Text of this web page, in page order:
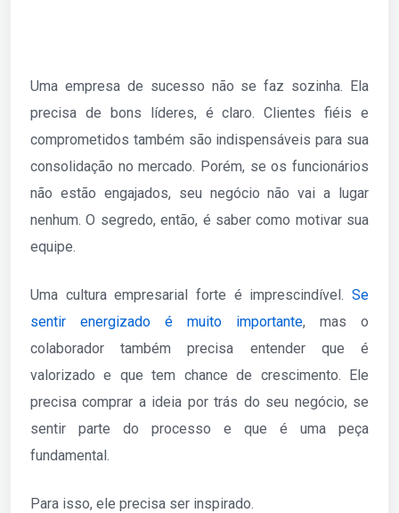
Uma empresa de sucesso não se faz sozinha. Ela
precisa de bons líderes, é claro. Clientes fiéis e
comprometidos também são indispensáveis para sua
consolidação no mercado. Porém, se os funcionários
não estão engajados, seu negócio não vai a lugar
nenhum. O segredo, então, é saber como motivar sua
equipe.
Uma cultura empresarial forte é imprescindível. Se
sentir energizado é muito importante, mas o
colaborador também precisa entender que é
valorizado e que tem chance de crescimento. Ele
precisa comprar a ideia por trás do seu negócio, se
sentir parte do processo e que é uma peça
fundamental.
Para isso, ele precisa ser inspirado.